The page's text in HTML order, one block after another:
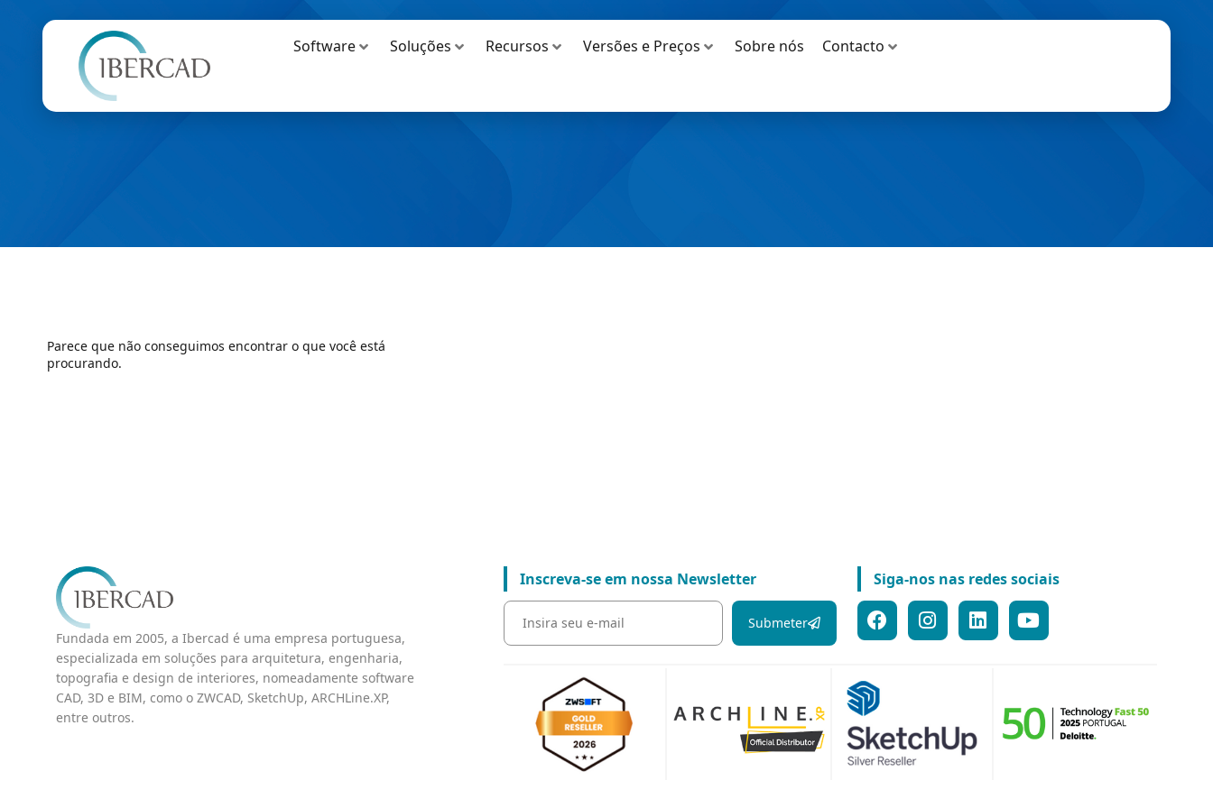
Software Soluções Recursos Versões e Preços Sobre nós Contacto
Parece que não conseguimos encontrar o que você está
procurando.
Fundada em 2005, a Ibercad é uma empresa portuguesa,
especializada em soluções para arquitetura, engenharia,
topografia e design de interiores, nomeadamente software
CAD, 3D e BIM, como o ZWCAD, SketchUp, ARCHLine.XP,
entre outros.
Inscreva-se em nossa Newsletter
Submeter
Siga-nos nas redes sociais